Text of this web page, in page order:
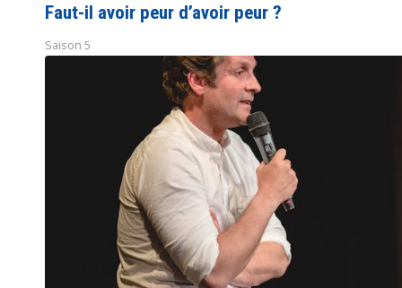
Faut-il avoir peur d’avoir peur ?
Saison 5